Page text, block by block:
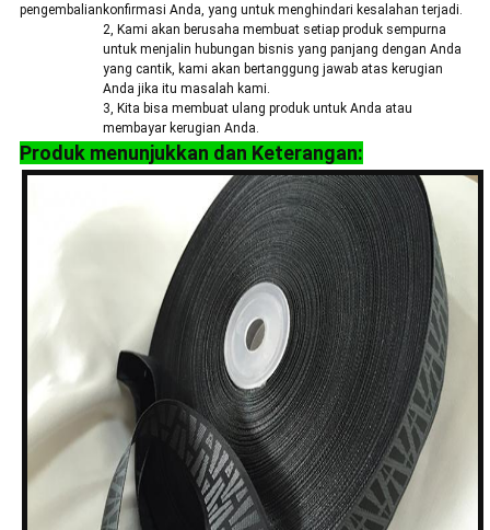
pengembalian konfirmasi Anda, yang untuk menghindari kesalahan terjadi.
2, Kami akan berusaha membuat setiap produk sempurna
untuk menjalin hubungan bisnis yang panjang dengan Anda
yang cantik, kami akan bertanggung jawab atas kerugian
Anda jika itu masalah kami.
3, Kita bisa membuat ulang produk untuk Anda atau
membayar kerugian Anda.
Produk menunjukkan dan Keterangan: